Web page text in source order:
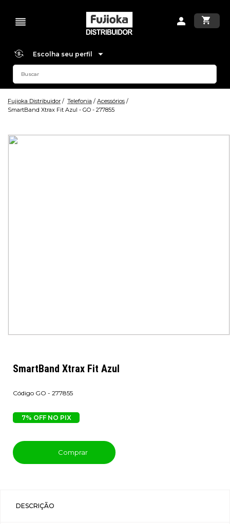
Escolha seu perfil
Fujioka Distribuidor Telefonia
Acessórios
SmartBand Xtrax Fit Azul - GO - 277855
SmartBand Xtrax Fit Azul
GO - 277855
7% OFF NO PIX
Comprar
DESCRIÇÃO